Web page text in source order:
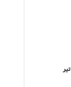
پیش بینی و توصیه های کشاورزی (31 تیر